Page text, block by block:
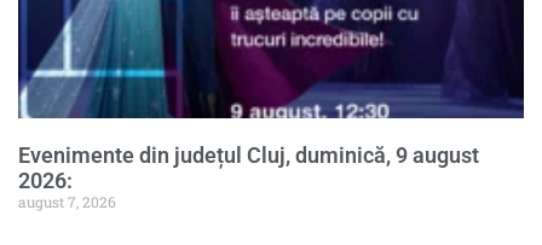
Evenimente din județul Cluj, duminică, 9 august
2026:
august 7, 2026